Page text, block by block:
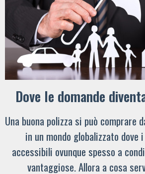
Dove le domande
Una buona polizza si può comprare
in un mondo globalizzato dove
accessibili ovunque spesso a
vantaggiose. Allora a cosa